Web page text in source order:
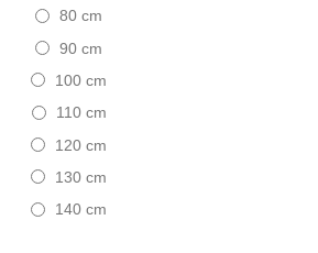
80 cm
90 cm
100 cm
110 cm
120 cm
130 cm
140 cm